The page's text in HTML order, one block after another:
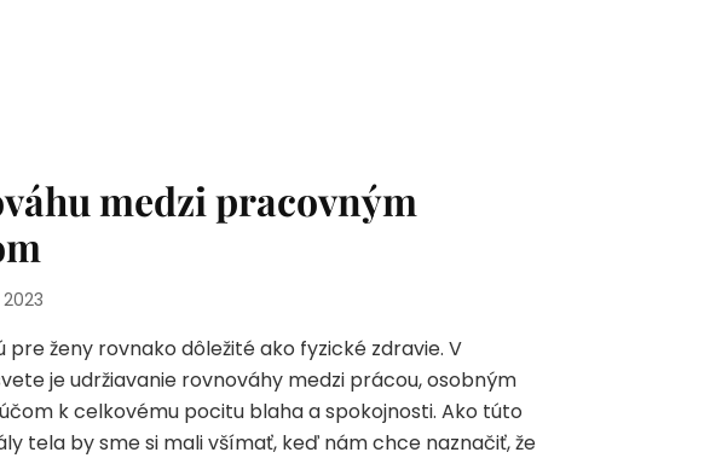
medzi pracovným
pre ženy rovnako dôležité ako fyzické zdravie. V
je udržiavanie rovnováhy medzi prácou, osobným
k celkovému pocitu blaha a spokojnosti. Ako túto
tela by sme si mali všímať, keď nám chce naznačiť, že